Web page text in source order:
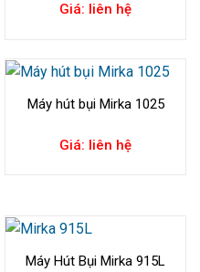
Giá: liên hệ
Máy hút bụi Mirka 1025
Giá: liên hệ
Máy Hút Bụi Mirka 915L